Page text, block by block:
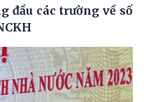
đầu các trường về số